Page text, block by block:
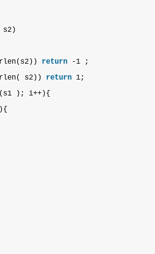
s2)
(s2)) return -1 ;
( s2)) return 1;
(s1 ); i++){